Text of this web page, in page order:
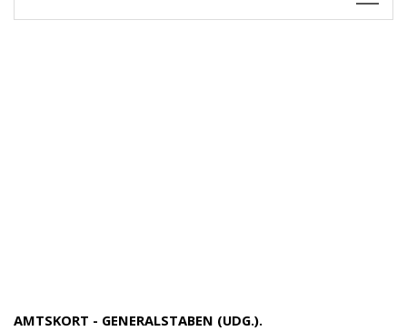
AMTSKORT - GENERALSTABEN (UDG.).